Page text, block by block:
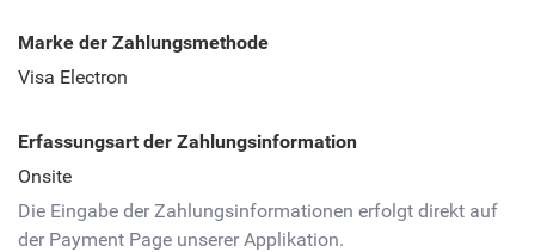
Marke der Zahlungsmethode
Visa Electron
Erfassungsart der Zahlungsinformation
Onsite
Die Eingabe der Zahlungsinformationen erfolgt direkt auf
der Payment Page unserer Applikation.